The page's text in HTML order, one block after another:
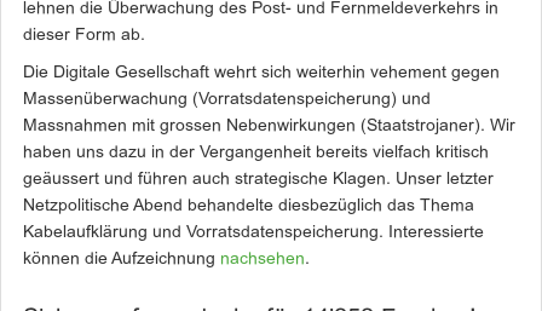
lehnen die Überwachung des Post- und Fernmeldeverkehrs in
dieser Form ab.
Die Digitale Gesellschaft wehrt sich weiterhin vehement gegen
Massenüberwachung (Vorratsdatenspeicherung) und
Massnahmen mit grossen Nebenwirkungen (Staatstrojaner). Wir
haben uns dazu in der Vergangenheit bereits vielfach kritisch
geäussert und führen auch strategische Klagen. Unser letzter
Netzpolitische Abend behandelte diesbezüglich das Thema
Kabelaufklärung und Vorratsdatenspeicherung. Interessierte
können die Aufzeichnung nachsehen.